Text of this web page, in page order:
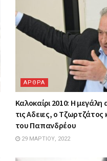
ΑΡΘΡΑ
Καλοκαίρι 2010: Η μεγάλη
τις Aδειες, ο Τζωρτζάτος
του Παπανδρέου
29 ΜΑΡΤΊΟΥ, 2022